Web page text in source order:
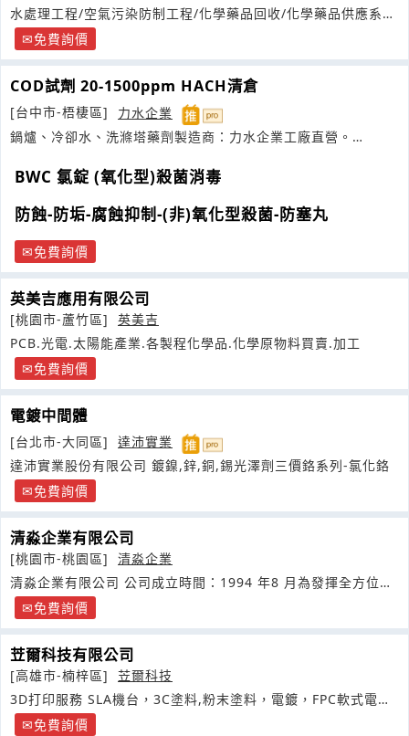
水處理工程/空氣污染防制工程/化學藥品回收/化學藥品供應系統
工程免費詢價
COD試劑 20-1500ppm HACH清倉
[台中市-梧棲區]
力水企業
鍋爐、冷卻水、洗滌塔藥劑製造商：力水企業工廠直營。
BWC 氯錠 (氧化型)殺菌消毒
防蝕-防垢-腐蝕抑制-(非)氧化型殺菌-防塞丸
免費詢價
英美吉應用有限公司
[桃園市-蘆竹區]
英美吉
PCB.光電.太陽能產業.各製程化學品.化學原物料買賣.加工
免費詢價
電鍍中間體
[台北市-大同區]
達沛實業
達沛實業股份有限公司 鍍鎳,鋅,銅,錫光澤劑三價鉻系列-氯化鉻
免費詢價
清淼企業有限公司
[桃園市-桃園區]
清淼企業
清淼企業有限公司 公司成立時間：1994 年8 月為發揮全方位功
能 免費詢價
苙爾科技有限公司
[高雄市-楠梓區]
苙爾科技
3D打印服務 SLA機台，3C塗料,粉末塗料，電鍍，FPC軟式電路
板各項服務
免費詢價